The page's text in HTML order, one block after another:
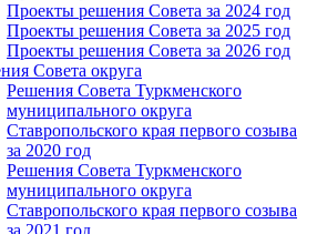
Проекты решения Совета за 2024 год
Проекты решения Совета за 2025 год
Проекты решения Совета за 2026 год
Совета округа
Решения Совета Туркменского
муниципального округа
Ставропольского края первого созыва
за 2020 год
Решения Совета Туркменского
муниципального округа
Ставропольского края первого созыва
за 2021 год